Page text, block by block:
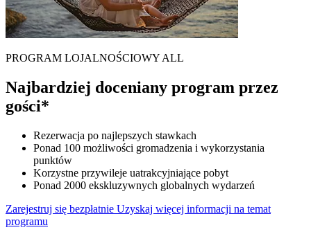
PROGRAM LOJALNOŚCIOWY ALL
Najbardziej doceniany program przez
gości*
Rezerwacja po najlepszych stawkach
Ponad 100 możliwości gromadzenia i wykorzystania
punktów
Korzystne przywileje uatrakcyjniające pobyt
Ponad 2000 ekskluzywnych globalnych wydarzeń
Zarejestruj się bezpłatnie Uzyskaj więcej informacji na temat
programu